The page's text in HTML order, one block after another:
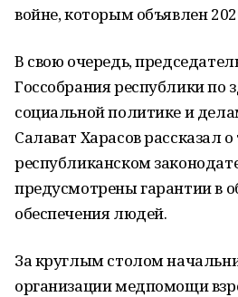
войне, которым объявлен
В свою очередь,
Госсобрания республики по
социальной политике и
Салават Харасов рассказал о
республиканском
предусмотрены гарантии в
обеспечения людей.
За круглым столом
организации медпомощи